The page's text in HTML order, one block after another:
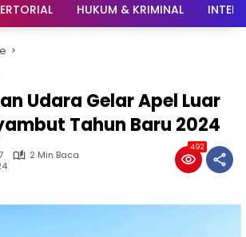
HUKUM & KRIMINAL
Udara Gelar Apel Luar
Tahun Baru 2024
2 Min Baca
492